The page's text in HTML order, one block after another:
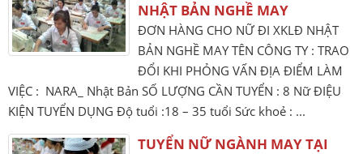
NHẬT BẢN NGHỀ MAY
ĐƠN HÀNG CHO NỮ ĐI XKLĐ NHẬT
BẢN NGHỀ MAY TÊN CÔNG TY : TRAO
ĐỔI KHI PHỎNG VẤN ĐỊA ĐIỂM LÀM
VIỆC : NARA_ Nhật Bản SỐ LƯỢNG CẦN TUYỂN : 8 Nữ ĐIỆU
KIỆN TUYỂN DỤNG Độ tuổi :18 – 35 tuổi Sức khoẻ : ...
TUYỂN NỮ NGÀNH MAY TẠI